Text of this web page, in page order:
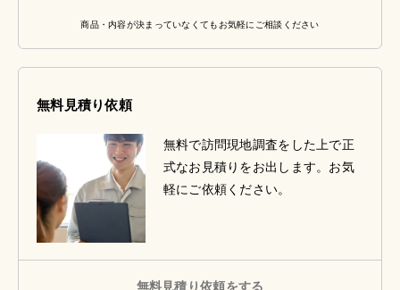
商品・内容が決まっていなくてもお気軽にご相談ください
無料見積り依頼
無料で訪問現地調査をした上で正
式なお見積りをお出します。お気
軽にご依頼ください。
無料見積り依頼をする